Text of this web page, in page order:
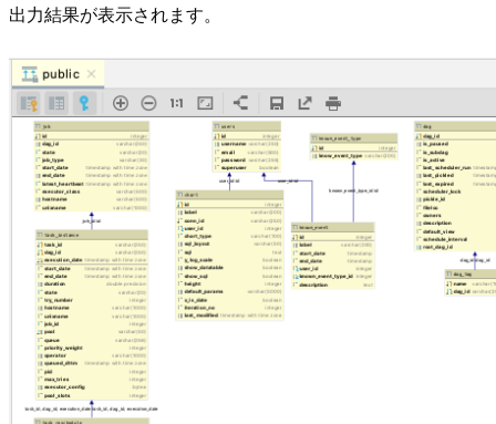
出力結果が表示されます。